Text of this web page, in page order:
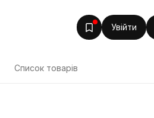
Увійти
Список товарів